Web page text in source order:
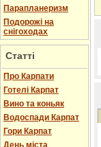
Парапланеризм
Подорожі на
снігоходах
Статті
Про Карпати
Готелі Карпат
Вино та коньяк
Водоспади Карпат
Гори Карпат
День міста